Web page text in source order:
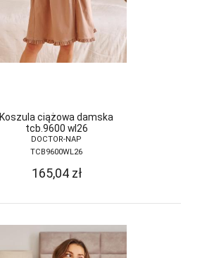
Koszula ciążowa damska
tcb.9600 wl26
DOCTOR-NAP
TCB9600WL26
165,04 zł